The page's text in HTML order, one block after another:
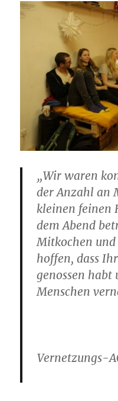
„Wir waren
der Anzahl an
kleinen feinen
dem Abend
Mitkochen
hoffen, dass
genossen habt
Menschen
Vernetzungs-